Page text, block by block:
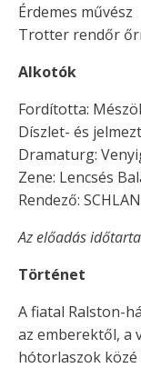
Érdemes művész
Trotter rendőr
Alkotók
Fordította:
Díszlet- és
Dramaturg:
Zene: Lencsés
Rendező:
Az előadás
Történet
A fiatal Ralston-
az emberektől, a
hótorlaszok